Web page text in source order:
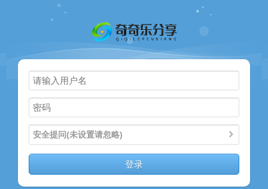
安全提问(未设置请忽略)
登录
奇乐分享
资源合集
流量卡
加入频道